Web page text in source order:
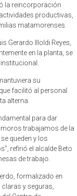
la reincorporación
productivas,
matamorenses.
Gerardo Illoldi Reyes,
en la planta, se
su
facilitó al personal
alterna.
para dar
trabajamos de la
queden y los
refirió el alcalde Beto
de trabajo.
formalizado en
y seguras,